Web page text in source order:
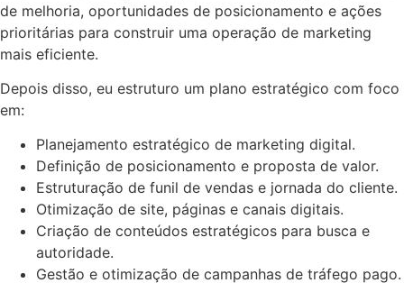
de melhoria, oportunidades de posicionamento e ações
prioritárias para construir uma operação de marketing
mais eficiente.
Depois disso, eu estruturo um plano estratégico com foco
em:
Planejamento estratégico de marketing digital.
Definição de posicionamento e proposta de valor.
Estruturação de funil de vendas e jornada do cliente.
Otimização de site, páginas e canais digitais.
Criação de conteúdos estratégicos para busca e
autoridade.
Gestão e otimização de campanhas de tráfego pago.